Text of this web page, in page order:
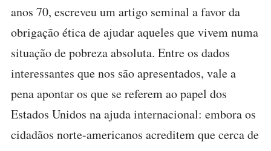
anos 70, escreveu um artigo seminal a favor da
obrigação ética de ajudar aqueles que vivem numa
situação de pobreza absoluta. Entre os dados
interessantes que nos são apresentados, vale a
pena apontar os que se referem ao papel dos
Estados Unidos na ajuda internacional: embora os
cidadãos norte-americanos acreditem que cerca de